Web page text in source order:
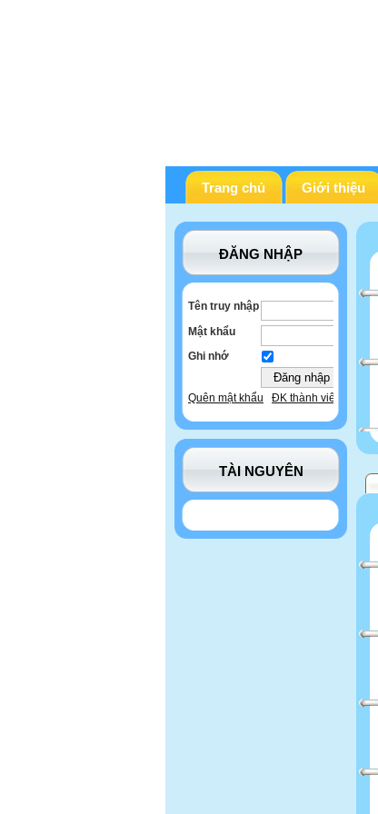
Trang chủ Giới thiệu
ĐĂNG NHẬP
Tên truy nhập
Mật khẩu
Ghi nhớ
Quên mật khẩu ĐK thành viên
TÀI NGUYÊN